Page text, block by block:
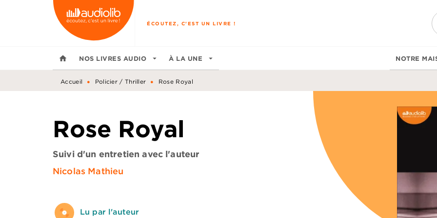
MENU RECHERCHE
ÉCOUTEZ, C'EST UN LIVRE !
home NOS LIVRES AUDIO arrow_drop_down À LA UNE arrow_drop_down NOTRE
Accueil • Policier / Thriller • Rose Royal
Rose Royal
Suivi d'un entretien avec l'auteur
Nicolas Mathieu
Lu par l'auteur